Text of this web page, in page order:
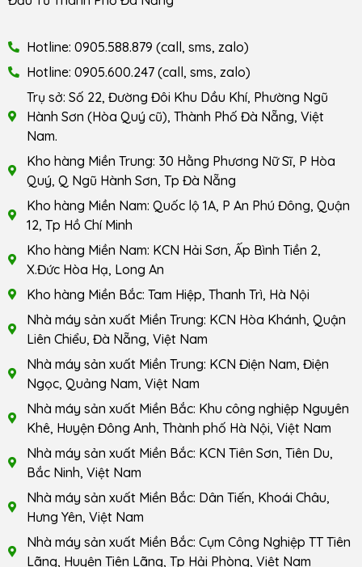
Hotline: 0905.588.879 (call, sms, zalo)
Hotline: 0905.600.247 (call, sms, zalo)
Trụ sở: Số 22, Đường Đôi Khu Dầu Khí, Phường Ngũ
Hành Sơn (Hòa Quý cũ), Thành Phố Đà Nẵng, Việt
Nam.
Kho hàng Miền Trung: 30 Hằng Phương Nữ Sĩ, P Hòa
Quý, Q Ngũ Hành Sơn, Tp Đà Nẵng
Kho hàng Miền Nam: Quốc lộ 1A, P An Phú Đông, Quận
12, Tp Hồ Chí Minh
Kho hàng Miền Nam: KCN Hải Sơn, Ấp Bình Tiền 2,
X.Đức Hòa Hạ, Long An
Kho hàng Miền Bắc: Tam Hiệp, Thanh Trì, Hà Nội
Nhà máy sản xuất Miền Trung: KCN Hòa Khánh, Quận
Liên Chiểu, Đà Nẵng, Việt Nam
Nhà máy sản xuất Miền Trung: KCN Điện Nam, Điện
Ngọc, Quảng Nam, Việt Nam
Nhà máy sản xuất Miền Bắc: Khu công nghiệp Nguyên
Khê, Huyện Đông Anh, Thành phố Hà Nội, Việt Nam
Nhà máy sản xuất Miền Bắc: KCN Tiên Sơn, Tiên Du,
Bắc Ninh, Việt Nam
Nhà máy sản xuất Miền Bắc: Dân Tiến, Khoái Châu,
Hưng Yên, Việt Nam
Nhà máy sản xuất Miền Bắc: Cụm Công Nghiệp TT Tiên
Lãng, Huyện Tiên Lãng, Tp Hải Phòng, Việt Nam